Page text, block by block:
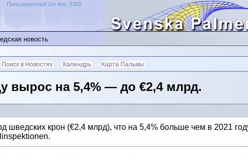
Пользователей On-line: 3365
новость
Поиск в Новостях Календрь Карта Пальмы
вырос на 5,4% — до €2,4 млрд.
крон (€2,4 млрд), что на 5,4% больше чем в 2021